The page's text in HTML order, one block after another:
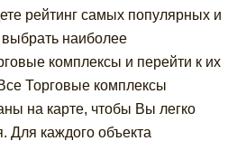
рейтинг самых популярных и
наиболее
комплексы и перейти к их
Торговые комплексы
на карте, чтобы Вы легко
Для каждого объекта